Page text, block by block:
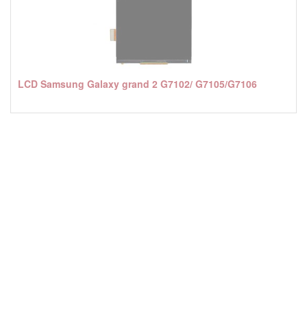
LCD Samsung Galaxy grand 2 G7102/ G7105/G7106